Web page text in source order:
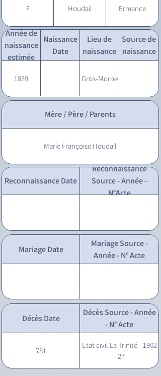
F Houdail Ermance
Année de
naissance
estimée
Naissance
Date
Lieu de
naissance
Source de
naissance
1839 Gros-Morne
Mère / Père / Parents
Marie Françoise Houdail
Reconnaissance Date
Reconnaissance
Source - Année -
N°Acte
Mariage Date
Mariage Source -
Année - N° Acte
Décès Date
Décès Source - Année
- N° Acte
781
Etat civil La Trinité - 1902
- 27